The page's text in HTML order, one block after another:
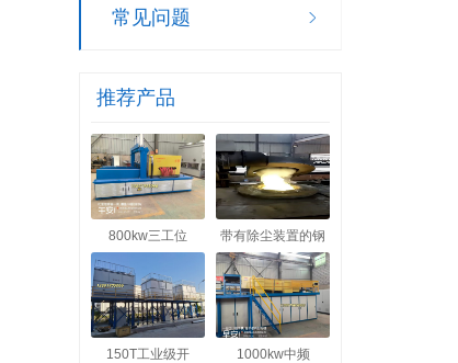
常见问题
推荐产品
800kw三工位 带有除尘装置的钢
150T工业级开 1000kw中频